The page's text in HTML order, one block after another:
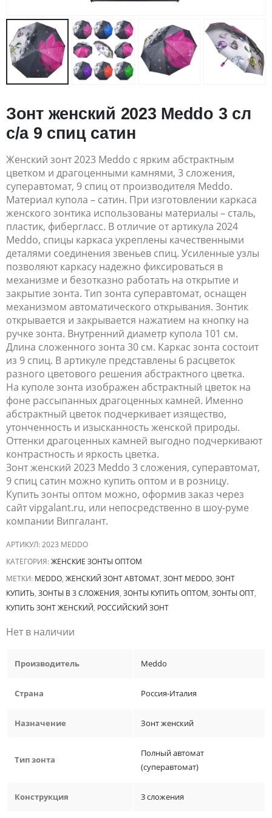
Зонт женский 2023 Meddo 3 сл
с/а 9 спиц сатин
Женский зонт 2023 Meddo с ярким абстрактным
цветком и драгоценными камнями, 3 сложения,
суперавтомат, 9 спиц от производителя Meddo.
Материал купола – сатин. При изготовлении каркаса
женского зонтика использованы материалы – сталь,
пластик, фибергласс. В отличие от артикула 2024
Meddo, спицы каркаса укреплены качественными
деталями соединения звеньев спиц. Усиленные узлы
позволяют каркасу надежно фиксироваться в
механизме и безотказно работать на открытие и
закрытие зонта. Тип зонта суперавтомат, оснащен
механизмом автоматического открывания. Зонтик
открывается и закрывается нажатием на кнопку на
ручке зонта. Внутренний диаметр купола 101 см.
Длина сложенного зонта 30 см. Каркас зонта состоит
из 9 спиц. В артикуле представлены 6 расцветок
разного цветового решения абстрактного цветка.
На куполе зонта изображен абстрактный цветок на
фоне рассыпанных драгоценных камней. Именно
абстрактный цветок подчеркивает изящество,
утонченность и изысканность женской природы.
Оттенки драгоценных камней выгодно подчеркивают
контрастность и яркость цветка.
Зонт женский 2023 Meddo 3 сложения, суперавтомат,
9 спиц сатин можно купить оптом и в розницу.
Купить зонты оптом можно, оформив заказ через
сайт vipgalant.ru, или непосредственно в шоу-руме
компании Випгалант.
АРТИКУЛ:2023 MEDDO
КАТЕГОРИЯ:ЖЕНСКИЕ ЗОНТЫ ОПТОМ
МЕТКИ: MEDDO, ЖЕНСКИЙ ЗОНТ АВТОМАТ, ЗОНТ MEDDO, ЗОНТ
КУПИТЬ, ЗОНТЫ В 3 СЛОЖЕНИЯ, ЗОНТЫ КУПИТЬ ОПТОМ, ЗОНТЫ ОПТ,
КУПИТЬ ЗОНТ ЖЕНСКИЙ, РОССИЙСКИЙ ЗОНТ
Нет в наличии
Производитель Meddo
Страна Россия-Италия
Назначение Зонт женский
Тип зонта
Полный автомат
(суперавтомат)
Конструкция 3 сложения